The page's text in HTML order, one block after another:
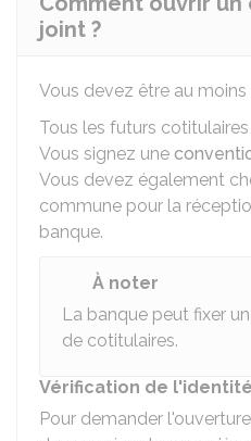
joint ?
Vous devez être au
Tous les futurs
Vous signez une
Vous devez également
commune pour la
banque.
À noter
La banque peut fixer
de cotitulaires.
Vérification de l'identité
Pour demander